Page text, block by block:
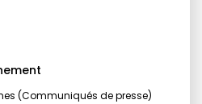
(Communiqués de presse)